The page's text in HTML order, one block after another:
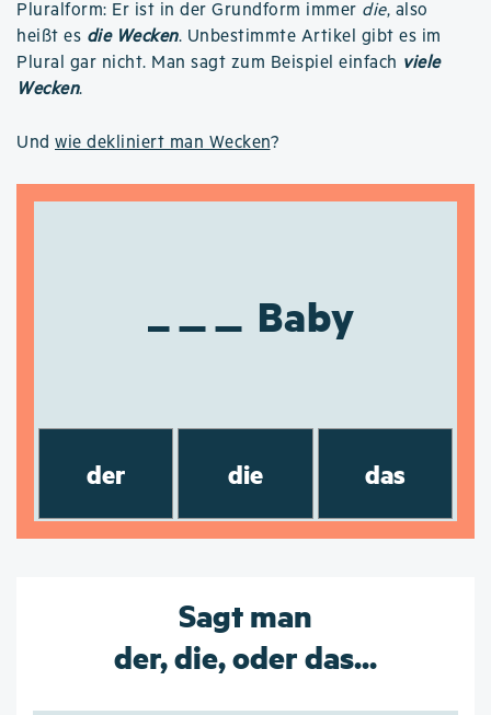
Pluralform: Er ist in der Grundform immer die, also
heißt es die Wecken. Unbestimmte Artikel gibt es im
Plural gar nicht. Man sagt zum Beispiel einfach viele
Wecken.
Und wie dekliniert man Wecken?
Baby
der die das
Sagt man
der, die, oder das...